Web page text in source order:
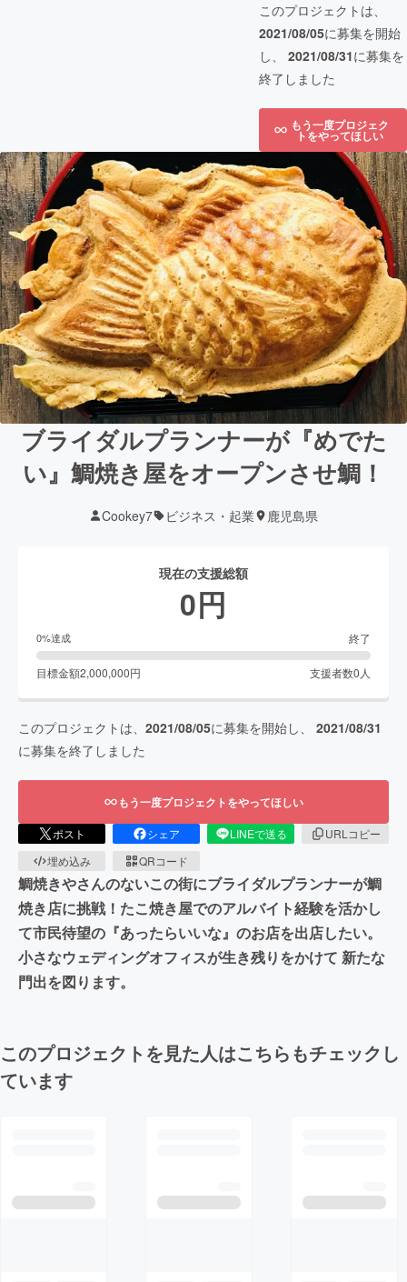
このプロジェクトは、
2021/08/05に募集を開始
し、 2021/08/31に募集を
終了しました
もう一度プロジェク
トをやってほしい
ブライダルプランナーが『めでた
い』鯛焼き屋をオープンさせ鯛！
Cookey7 ビジネス・起業 鹿児島県
現在の支援総額
0円
0%達成 終了
目標金額2,000,000円 支援者数0 人
このプロジェクトは、 2021/08/05に募集を開始し、 2021/08/31
に募集を終了しました
もう一度プロジェクトをやってほしい
ポスト シェア LINEで送る
URLコピー
埋め込み
QRコード
鯛焼きやさんのないこの街にブライダルプランナーが鯛
焼き店に挑戦！たこ焼き屋でのアルバイト経験を活かし
て市民待望の『あったらいいな』のお店を出店したい。
小さなウェディングオフィスが生き残りをかけて 新たな
門出を図ります。
このプロジェクトを見た人はこちらもチェックし
ています